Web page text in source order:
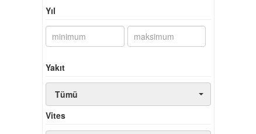
Yıl
Yakıt
Tümü
Vites